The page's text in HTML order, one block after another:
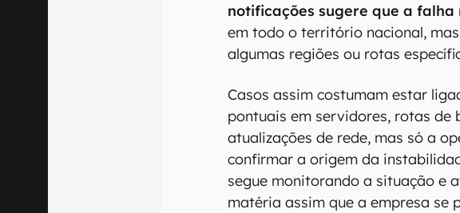
notificações sugere que a
em todo o território nacional,
algumas regiões ou rotas
Casos assim costumam estar
pontuais em servidores, rotas de
atualizações de rede, mas só a
confirmar a origem da
segue monitorando a situação e
matéria assim que a empresa se